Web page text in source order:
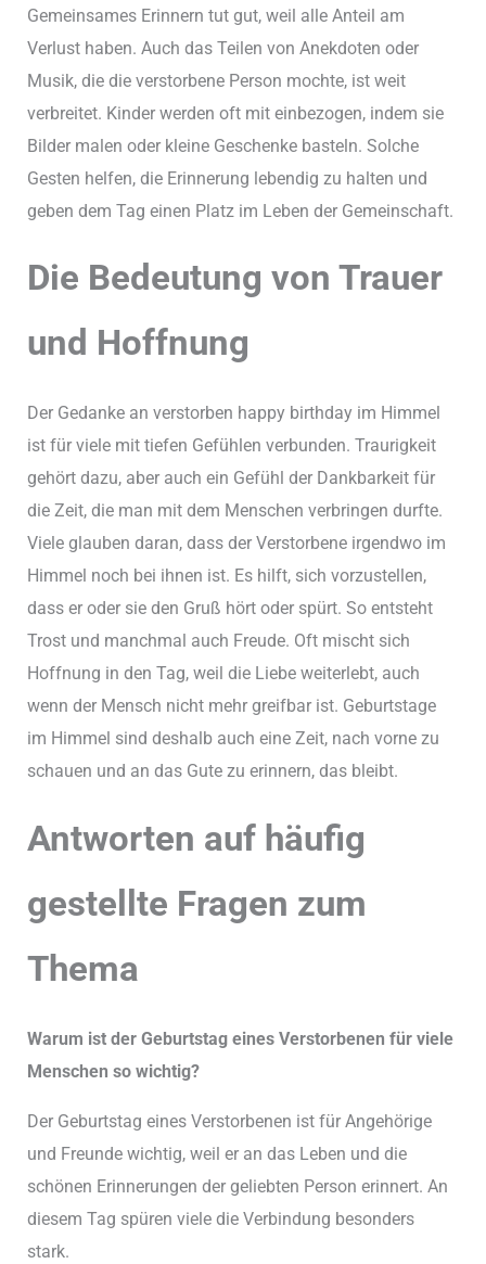
Gemeinsames Erinnern tut gut, weil alle Anteil am
Verlust haben. Auch das Teilen von Anekdoten oder
Musik, die die verstorbene Person mochte, ist weit
verbreitet. Kinder werden oft mit einbezogen, indem sie
Bilder malen oder kleine Geschenke basteln. Solche
Gesten helfen, die Erinnerung lebendig zu halten und
geben dem Tag einen Platz im Leben der Gemeinschaft.
Die Bedeutung von Trauer
und Hoffnung
Der Gedanke an verstorben happy birthday im Himmel
ist für viele mit tiefen Gefühlen verbunden. Traurigkeit
gehört dazu, aber auch ein Gefühl der Dankbarkeit für
die Zeit, die man mit dem Menschen verbringen durfte.
Viele glauben daran, dass der Verstorbene irgendwo im
Himmel noch bei ihnen ist. Es hilft, sich vorzustellen,
dass er oder sie den Gruß hört oder spürt. So entsteht
Trost und manchmal auch Freude. Oft mischt sich
Hoffnung in den Tag, weil die Liebe weiterlebt, auch
wenn der Mensch nicht mehr greifbar ist. Geburtstage
im Himmel sind deshalb auch eine Zeit, nach vorne zu
schauen und an das Gute zu erinnern, das bleibt.
Antworten auf häufig
gestellte Fragen zum
Thema
Warum ist der Geburtstag eines Verstorbenen für viele
Menschen so wichtig?
Der Geburtstag eines Verstorbenen ist für Angehörige
und Freunde wichtig, weil er an das Leben und die
schönen Erinnerungen der geliebten Person erinnert. An
diesem Tag spüren viele die Verbindung besonders
stark.